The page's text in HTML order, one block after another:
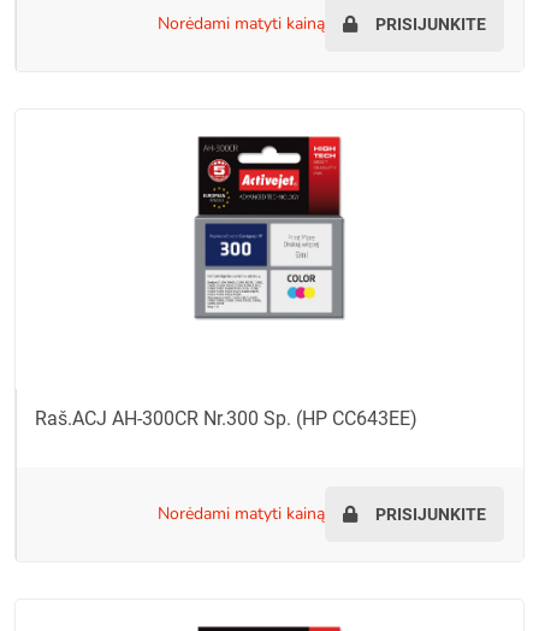
norėdami matyti kainą PRISIJUNKITE
Raš.ACJ AH-300CR Nr.300 Sp. (HP CC643EE)
norėdami matyti kainą PRISIJUNKITE